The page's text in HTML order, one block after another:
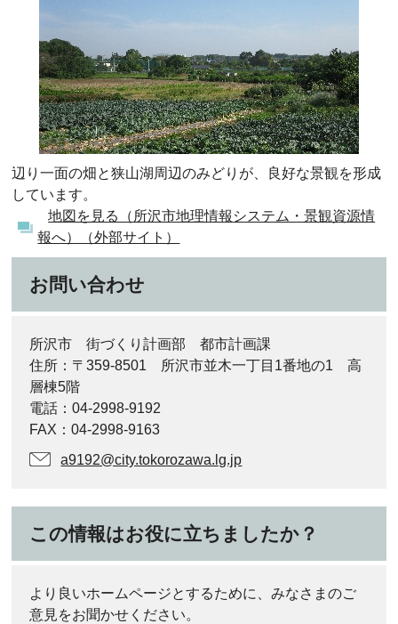
辺り一面の畑と狭山湖周辺のみどりが、良好な景観を形成
しています。
地図を見る（所沢市地理情報システム・景観資源情
報へ）（外部サイト）
お問い合わせ
所沢市 街づくり計画部 都市計画課
住所：〒359-8501 所沢市並木一丁目1番地の1 高
層棟5階
電話：04-2998-9192
FAX：04-2998-9163
a9192@city.tokorozawa.lg.jp
この情報はお役に立ちましたか？
より良いホームページとするために、みなさまのご
意見をお聞かせください。